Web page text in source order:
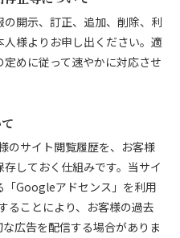
開示、訂正、追加、削除、利
様よりお申し出ください。適
めに従って速やかに対応させ
のサイト閲覧履歴を、お客様
しておく仕組みです。当サイ
「Googleアドセンス」を利用
ることにより、お客様の過去
広告を配信する場合がありま